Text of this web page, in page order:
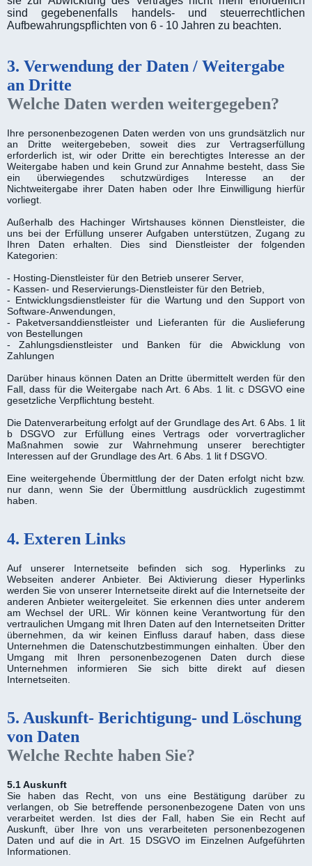
sind gegebenenfalls handels- und steuerrechtlichen
Aufbewahrungspflichten von 6 - 10 Jahren zu beachten.
3. Verwendung der Daten / Weitergabe
an Dritte
Welche Daten werden weitergegeben?
Ihre personenbezogenen Daten werden von uns grundsätzlich nur
an Dritte weitergebeben, soweit dies zur Vertragserfüllung
erforderlich ist, wir oder Dritte ein berechtigtes Interesse an der
Weitergabe haben und kein Grund zur Annahme besteht, dass Sie
ein überwiegendes schutzwürdiges Interesse an der
Nichtweitergabe ihrer Daten haben oder Ihre Einwilligung hierfür
vorliegt.
Außerhalb des Hachinger Wirtshauses können Dienstleister, die
uns bei der Erfüllung unserer Aufgaben unterstützen, Zugang zu
Ihren Daten erhalten. Dies sind Dienstleister der folgenden
Kategorien:
- Hosting-Dienstleister für den Betrieb unserer Server,
- Kassen- und Reservierungs-Dienstleister für den Betrieb,
- Entwicklungsdienstleister für die Wartung und den Support von
Software-Anwendungen,
- Paketversanddienstleister und Lieferanten für die Auslieferung
von Bestellungen
- Zahlungsdienstleister und Banken für die Abwicklung von
Zahlungen
Darüber hinaus können Daten an Dritte übermittelt werden für den
Fall, dass für die Weitergabe nach Art. 6 Abs. 1 lit. c DSGVO eine
gesetzliche Verpflichtung besteht.
Die Datenverarbeitung erfolgt auf der Grundlage des Art. 6 Abs. 1 lit
b DSGVO zur Erfüllung eines Vertrags oder vorvertraglicher
Maßnahmen sowie zur Wahrnehmung unserer berechtigter
Interessen auf der Grundlage des Art. 6 Abs. 1 lit f DSGVO.
Eine weitergehende Übermittlung der der Daten erfolgt nicht bzw.
nur dann, wenn Sie der Übermittlung ausdrücklich zugestimmt
haben.
4. Exteren Links
Auf unserer Internetseite befinden sich sog. Hyperlinks zu
Webseiten anderer Anbieter. Bei Aktivierung dieser Hyperlinks
werden Sie von unserer Internetseite direkt auf die Internetseite der
anderen Anbieter weitergeleitet. Sie erkennen dies unter anderem
am Wechsel der URL. Wir können keine Verantwortung für den
vertraulichen Umgang mit Ihren Daten auf den Internetseiten Dritter
übernehmen, da wir keinen Einfluss darauf haben, dass diese
Unternehmen die Datenschutzbestimmungen einhalten. Über den
Umgang mit Ihren personenbezogenen Daten durch diese
Unternehmen informieren Sie sich bitte direkt auf diesen
Internetseiten.
5. Auskunft- Berichtigung- und Löschung
von Daten
Welche Rechte haben Sie?
5.1 Auskunft
Sie haben das Recht, von uns eine Bestätigung darüber zu
verlangen, ob Sie betreffende personenbezogene Daten von uns
verarbeitet werden. Ist dies der Fall, haben Sie ein Recht auf
Auskunft, über Ihre von uns verarbeiteten personenbezogenen
Daten und auf die in Art. 15 DSGVO im Einzelnen Aufgeführten
Informationen.